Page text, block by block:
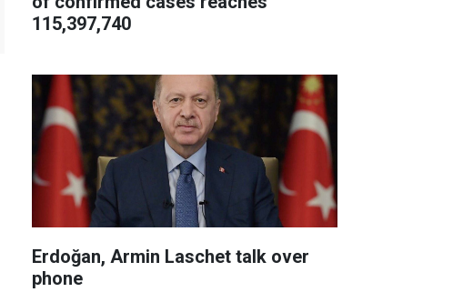
115,397,740
Erdoğan, Armin Laschet talk over
phone